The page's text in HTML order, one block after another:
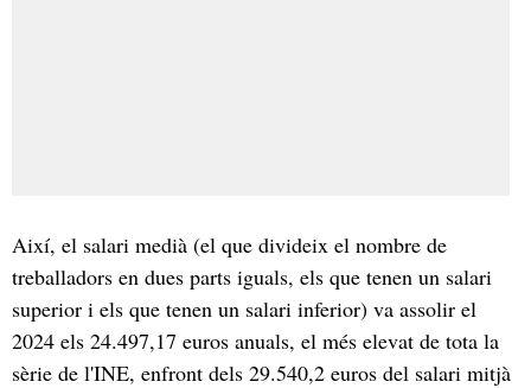
Així, el salari medià (el que divideix el nombre de
treballadors en dues parts iguals, els que tenen un salari
superior i els que tenen un salari inferior) va assolir el
2024 els 24.497,17 euros anuals, el més elevat de tota la
sèrie de l'INE, enfront dels 29.540,2 euros del salari mitjà